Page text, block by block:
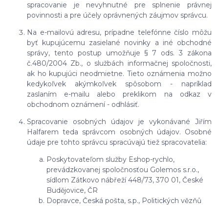
spracovanie je nevyhnutné pre splnenie právnej
povinnosti a pre účely oprávnených záujmov správcu.
Na e-mailovú adresu, prípadne telefónne číslo môžu
byť kupujúcemu zasielané novinky a iné obchodné
správy, tento postup umožňuje § 7 ods. 3 zákona
č.480/2004 Zb., o službách informačnej spoločnosti,
ak ho kupujúci neodmietne. Tieto oznámenia možno
kedykoľvek akýmkoľvek spôsobom - napríklad
zaslaním e-mailu alebo preklikom na odkaz v
obchodnom oznámení - odhlásiť.
Spracovanie osobných údajov je vykonávané Jiřím
Halfarem teda správcom osobných údajov. Osobné
údaje pre tohto správcu spracúvajú tiež spracovatelia:
Poskytovateľom služby Eshop-rychlo,
prevádzkovanej spoločnosťou Golemos s.r.o.,
sídlom Zátkovo nábřeží 448/73, 370 01, České
Budějovice, ČR
Dopravce, Česká pošta, s.p., Politických vězňů